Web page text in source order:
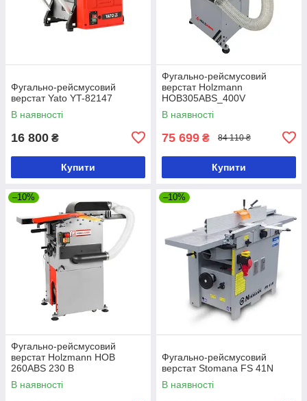
Фугально-рейсмусовий
верстат Yato YT-82147
В наявності
16 800 ₴
Купити
Фугально-рейсмусовий
верстат Holzmann
HOB305ABS_400V
В наявності
75 699 ₴ 84 110 ₴
Купити
–10%
Фугально-рейсмусовий
верстат Holzmann HOB
260ABS 230 В
В наявності
–10%
Фугально-рейсмусовий
верстат Stomana FS 41N
В наявності